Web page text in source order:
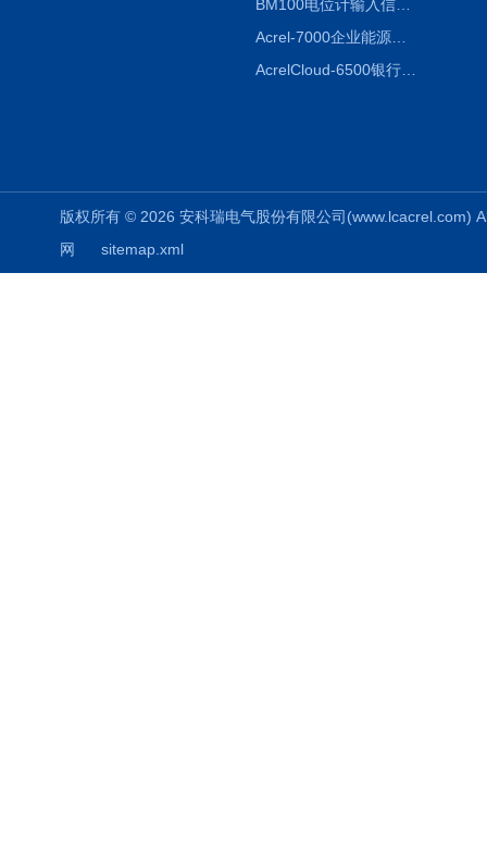
BM100电位计输入信号隔离器
Acrel-7000企业能源管控平台
AcrelCloud-6500银行业安全用电能耗云平台
版权所有 © 2026 安科瑞电气股份有限公司
网
sitemap.xml